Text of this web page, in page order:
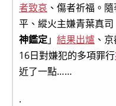
者致哀 、傷者祈福。
平、縱火主嫌青葉真
神鑑定」 結果出爐 、
16日對嫌犯的多項罪行
近了一點……
.